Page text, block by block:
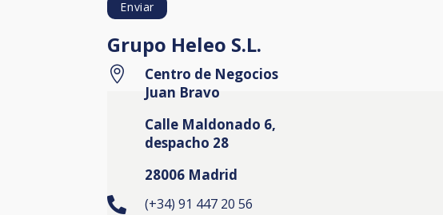
Grupo Heleo S.L.

Centro de Negocios
Juan Bravo
Calle Maldonado 6,
despacho 28
28006 Madrid
 (+34) 91 447 20 56